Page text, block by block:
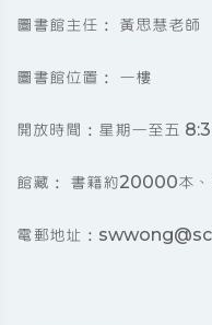
圖書館主任： 黃思慧老師
圖書館位置： 一樓
開放時間：星期一至五
館藏： 書籍約20000本
電郵地址：